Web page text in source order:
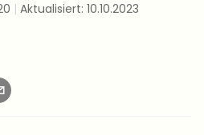
| Aktualisiert: 10.10.2023